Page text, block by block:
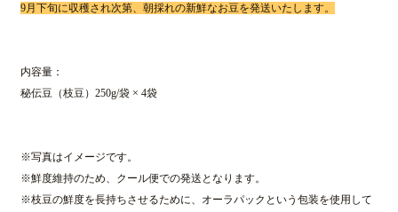
9月下旬に収穫され次第、朝採れの新鮮なお豆を発送いたします。
内容量：
秘伝豆（枝豆）250g/袋 × 4袋
※写真はイメージです。
※鮮度維持のため、クール便での発送となります。
※枝豆の鮮度を長持ちさせるために、オーラパックという包装を使用して